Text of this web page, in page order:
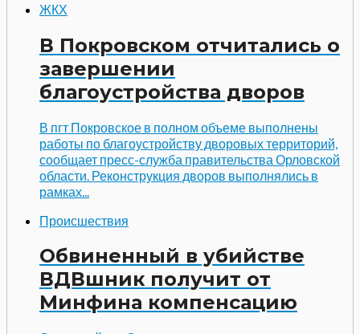
ЖКХ
В Покровском отчитались о
завершении
благоустройства дворов
В пгт Покровское в полном объеме выполнены
работы по благоустройству дворовых территорий,
сообщает пресс-служба правительства Орловской
области. Реконструкция дворов выполнялись в
рамках...
Происшествия
Обвиненный в убийстве
ВДВшник получит от
Минфина компенсацию